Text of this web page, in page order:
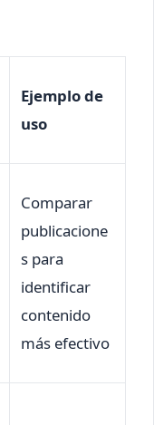
Ejemplo de
uso
Comparar
publicacione
s para
identificar
contenido
más efectivo